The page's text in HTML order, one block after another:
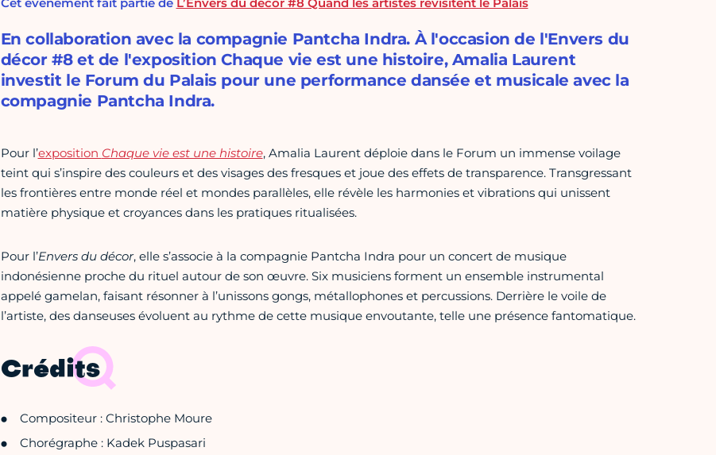
En collaboration avec la compagnie Pantcha Indra. À l'occasion de l'Envers du
décor #8 et de l'exposition Chaque vie est une histoire, Amalia Laurent
investit le Forum du Palais pour une performance dansée et musicale avec la
compagnie Pantcha Indra.
Pour l’exposition Chaque vie est une histoire, Amalia Laurent déploie dans le Forum un immense voilage
teint qui s’inspire des couleurs et des visages des fresques et joue des effets de transparence. Transgressant
les frontières entre monde réel et mondes parallèles, elle révèle les harmonies et vibrations qui unissent
matière physique et croyances dans les pratiques ritualisées.
Pour l’Envers du décor, elle s’associe à la compagnie Pantcha Indra pour un concert de musique
indonésienne proche du rituel autour de son œuvre. Six musiciens forment un ensemble instrumental
appelé gamelan, faisant résonner à l’unissons gongs, métallophones et percussions. Derrière le voile de
l’artiste, des danseuses évoluent au rythme de cette musique envoutante, telle une présence fantomatique.
Crédits
Compositeur : Christophe Moure
Chorégraphe : Kadek Puspasari